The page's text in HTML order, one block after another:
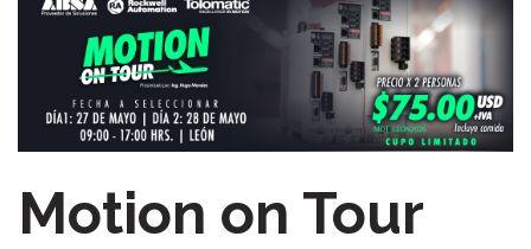
Motion on Tour